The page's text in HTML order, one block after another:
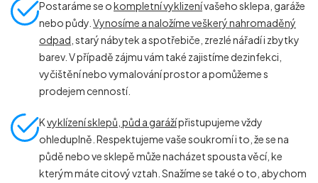
Postaráme se okompletní vyklizenívašeho sklepa, garáže
nebo půdy. Vynosíme a naložíme veškerý nahromaděný
odpad , starý nábytek a spotřebiče, zrezlé nářadí i zbytky
barev. V případě zájmu vám také zajistíme dezinfekci,
vyčištění nebo vymalování prostor a pomůžeme s
prodejem cenností.
Kvyklízení sklepů, půd a garážípřistupujeme vždy
ohleduplně. Respektujeme vaše soukromí i to, že se na
půdě nebo ve sklepě může nacházet spousta věcí, ke
kterým máte citový vztah. Snažíme se také o to, abychom